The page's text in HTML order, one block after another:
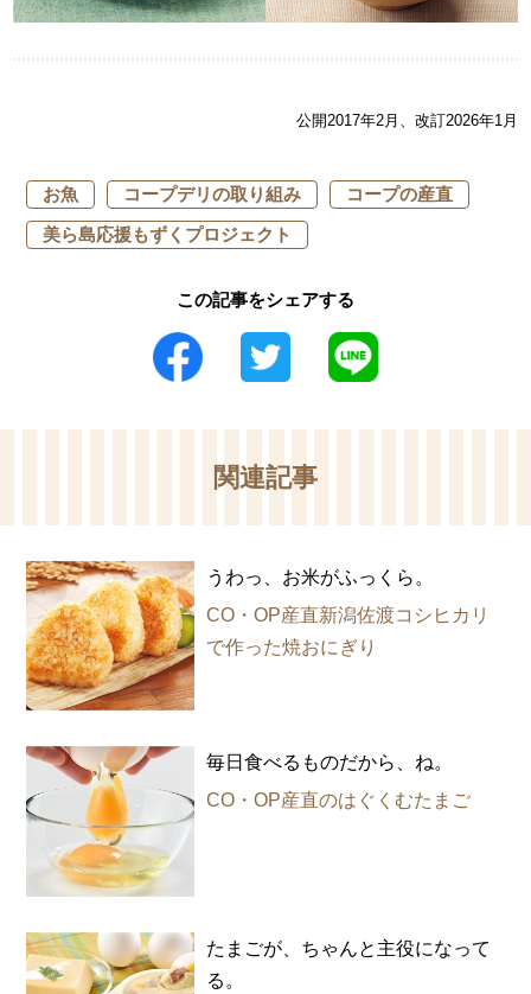
公開2017年2月、改訂2026年1月
お魚 コープデリの取り組み
コープの産直
美ら島応援もずくプロジェクト
この記事をシェアする
関連記事
うわっ、お米がふっくら。
CO・OP産直新潟佐渡コシヒカリ
で作った焼おにぎり
毎日食べるものだから、ね。
CO・OP産直のはぐくむたまご
たまごが、ちゃんと主役になって
る。